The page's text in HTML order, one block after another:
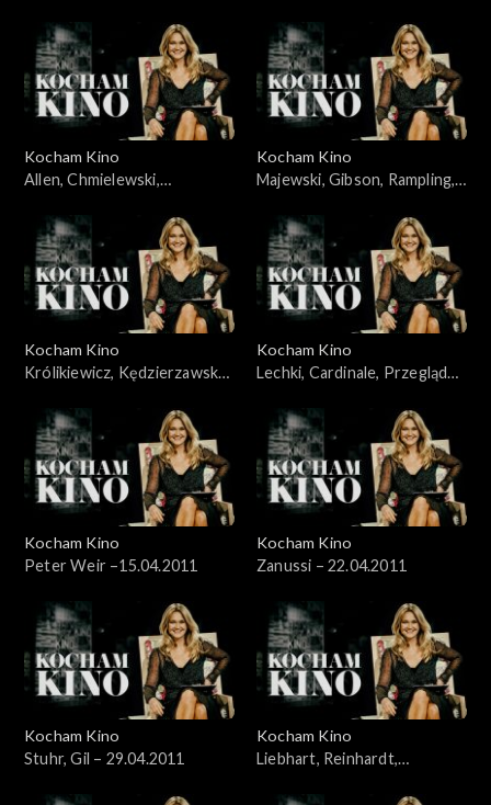
Kocham Kino
Allen, Chmielewski,
14.03.2011
Kocham Kino
Majewski, Gibson, Rampling,
Kocham Kino
Królikiewicz, Kędzierzawska,
Kocham Kino
Lechki, Cardinale, Przegląd
Kocham Kino
Peter Weir –15.04.2011
Kocham Kino
Zanussi – 22.04.2011
Kocham Kino
Stuhr, Gil – 29.04.2011
Kocham Kino
Liebhart, Reinhardt,